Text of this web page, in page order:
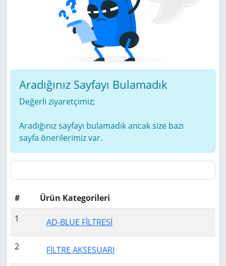
Aradığınız Sayfayı Bulamadık
Değerli ziyaretçimiz;
Aradığınız sayfayı bulamadık ancak size bazı
sayfa önerilerimiz var.
#
Ürün Kategorileri
1
AD-BLUE FİLTRESİ
2 FİLTRE AKSESUARI